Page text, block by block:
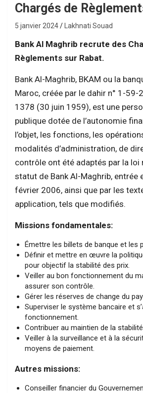
Chargés de
5 janvier 2024 Lakhnati Souad
Bank Al Maghrib recrute des
Règlements sur Rabat.
Bank Al-Maghrib, BKAM ou la
Maroc, créée par le dahir n° 1-59-
1378 (30 juin 1959), est une
publique dotée de l’autonomie
l’objet, les fonctions, les
modalités d’administration, de
contrôle ont été adaptés par la loi
statut de Bank Al-Maghrib, entrée
février 2006, ainsi que par les
application, tels que modifiés.
Missions fondamentales:
Émettre les billets de banque et les
Définir et mettre en œuvre la
pour objectif la stabilité des prix.
Veiller au bon fonctionnement du
assurer son contrôle.
Gérer les réserves de change du
Superviser le système bancaire et
fonctionnement.
Contribuer au maintien de la
Veiller à la surveillance et à la
moyens de paiement.
Autres missions:
Conseiller financier du